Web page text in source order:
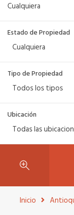
Estado de Propiedad
Cualquiera
Tipo de Propiedad
Todos los tipos
Ubicación
Todas las
Inicio